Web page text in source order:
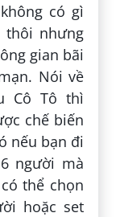
có gì
thôi nhưng
gian bãi
Nói về
Cô Tô thì
chế biến
nếu bạn đi
người mà
thể chọn
hoặc set